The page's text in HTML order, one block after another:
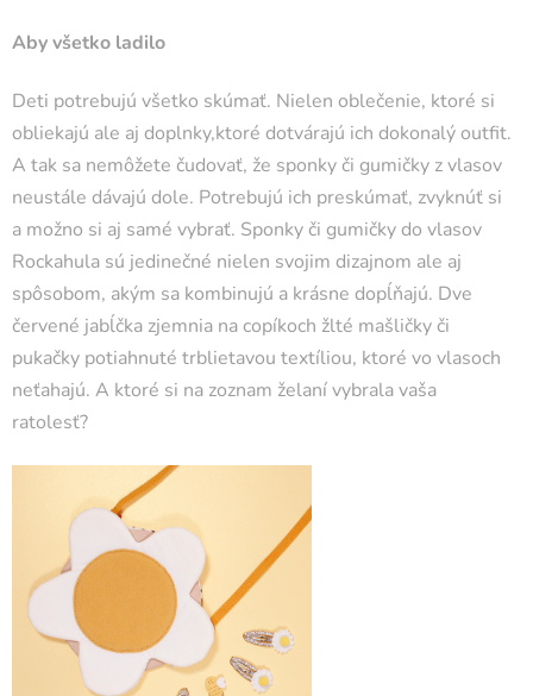
Aby všetko ladilo
Deti potrebujú všetko skúmať. Nielen oblečenie, ktoré si
obliekajú ale aj doplnky,ktoré dotvárajú ich dokonalý outfit.
A tak sa nemôžete čudovať, že sponky či gumičky z vlasov
neustále dávajú dole. Potrebujú ich preskúmať, zvyknúť si
a možno si aj samé vybrať. Sponky či gumičky do vlasov
Rockahula sú jedinečné nielen svojim dizajnom ale aj
spôsobom, akým sa kombinujú a krásne dopĺňajú. Dve
červené jabĺčka zjemnia na copíkoch žlté mašličky či
pukačky potiahnuté trblietavou textíliou, ktoré vo vlasoch
neťahajú. A ktoré si na zoznam želaní vybrala vaša
ratolesť?